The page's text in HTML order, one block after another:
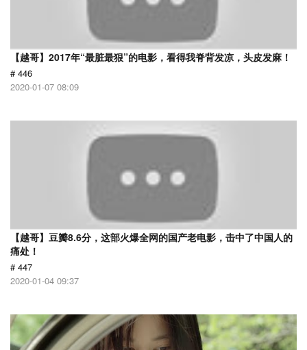
【越哥】2017年“最脏最狠”的电影，看得我脊背发凉，头皮发麻！
# 446
2020-01-07 08:09
【越哥】豆瓣8.6分，这部火爆全网的国产老电影，击中了中国人的
痛处！
# 447
2020-01-04 09:37